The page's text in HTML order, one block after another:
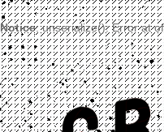
Notice: unserialize(): Error at